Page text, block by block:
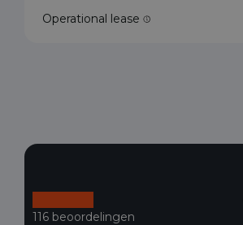
Operational lease
116 beoordelingen